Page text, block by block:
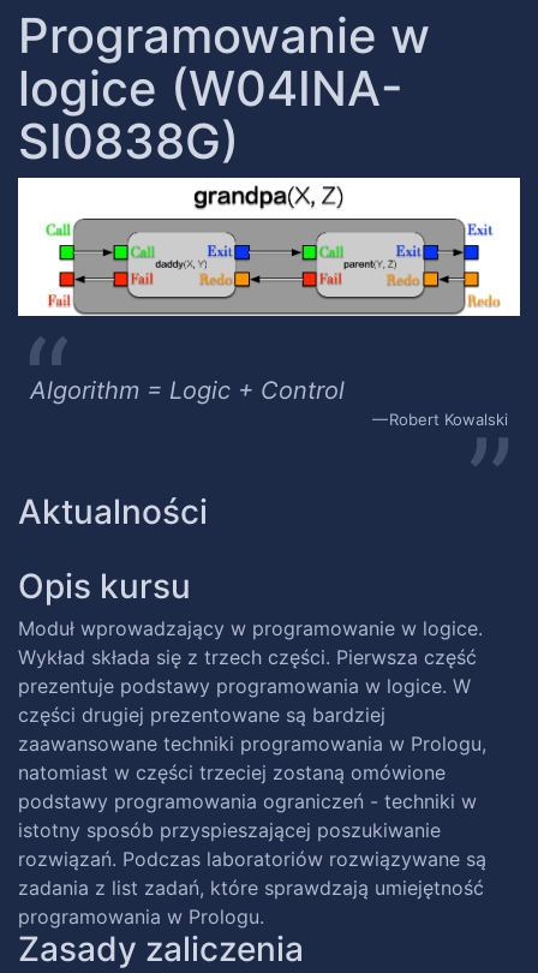
Programowanie w
logice (W04INA-
SI0838G)
Algorithm = Logic + Control
Robert Kowalski
Aktualności
Opis kursu
Moduł wprowadzający w programowanie w logice.
Wykład składa się z trzech części. Pierwsza część
prezentuje podstawy programowania w logice. W
części drugiej prezentowane są bardziej
zaawansowane techniki programowania w Prologu,
natomiast w części trzeciej zostaną omówione
podstawy programowania ograniczeń - techniki w
istotny sposób przyspieszającej poszukiwanie
rozwiązań. Podczas laboratoriów rozwiązywane są
zadania z list zadań, które sprawdzają umiejętność
programowania w Prologu.
Zasady zaliczenia